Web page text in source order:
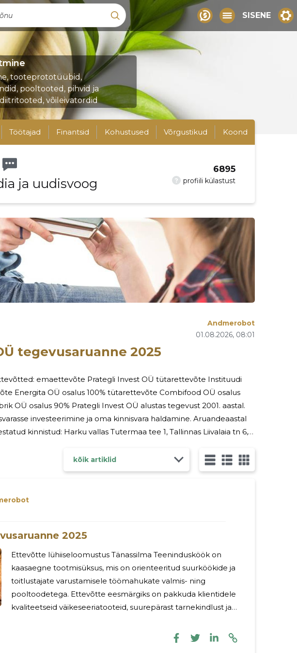
SISENE
tooteprototüübid,
pooltooted, pihvid ja
võileivatordid
Töötajad Finantsid Kohustused Võrgustikud Koond
ja uudisvoog
? profiili külastust
6895
tegevusaruanne 2025
01.08.2026, 08:01
Andmerobot
emaettevõte Prategli Invest OÜ tütarettevõte Instituudi
Energita OÜ osalus 100% tütarettevõte Combifood OÜ osalus
OÜ alustas tegevust 2001. aastal.
investeerimine ja oma kinnisvara haldamine. Aruandeaastal
kinnistud: Harku vallas Tutermaa tee 1, Tallinnas Liivalaia tn 6,
kõik artiklid
2025
Ettevõtte lühiiseloomustus Tänassilma Teenindusköök on
kaasaegne tootmisüksus, mis on orienteeritud suurköökide ja
toitlustajate varustamisele töömahukate valmis- ning
pooltoodetega. Ettevõtte eesmärgiks on pakkuda klientidele
kvaliteetseid väikeseeriatooteid, suurepärast tarnekindlust ja
tegevusalaks on lõunatoidu komponentide tootmine ja